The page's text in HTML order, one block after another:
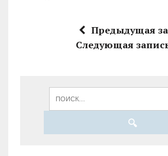
Предыдущая
Следующая